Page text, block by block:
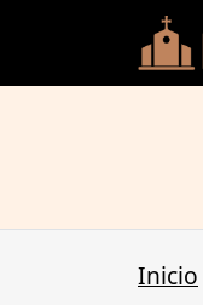
Inicio